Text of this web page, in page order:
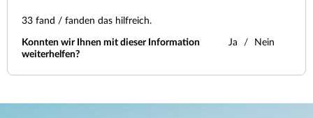
33 fand / fanden das hilfreich.
Konnten wir Ihnen mit dieser Information
weiterhelfen?
Ja Nein